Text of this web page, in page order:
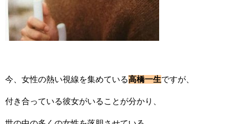
今、女性の熱い視線を集めている高橋一生ですが、
付き合っている彼女がいることが分かり、